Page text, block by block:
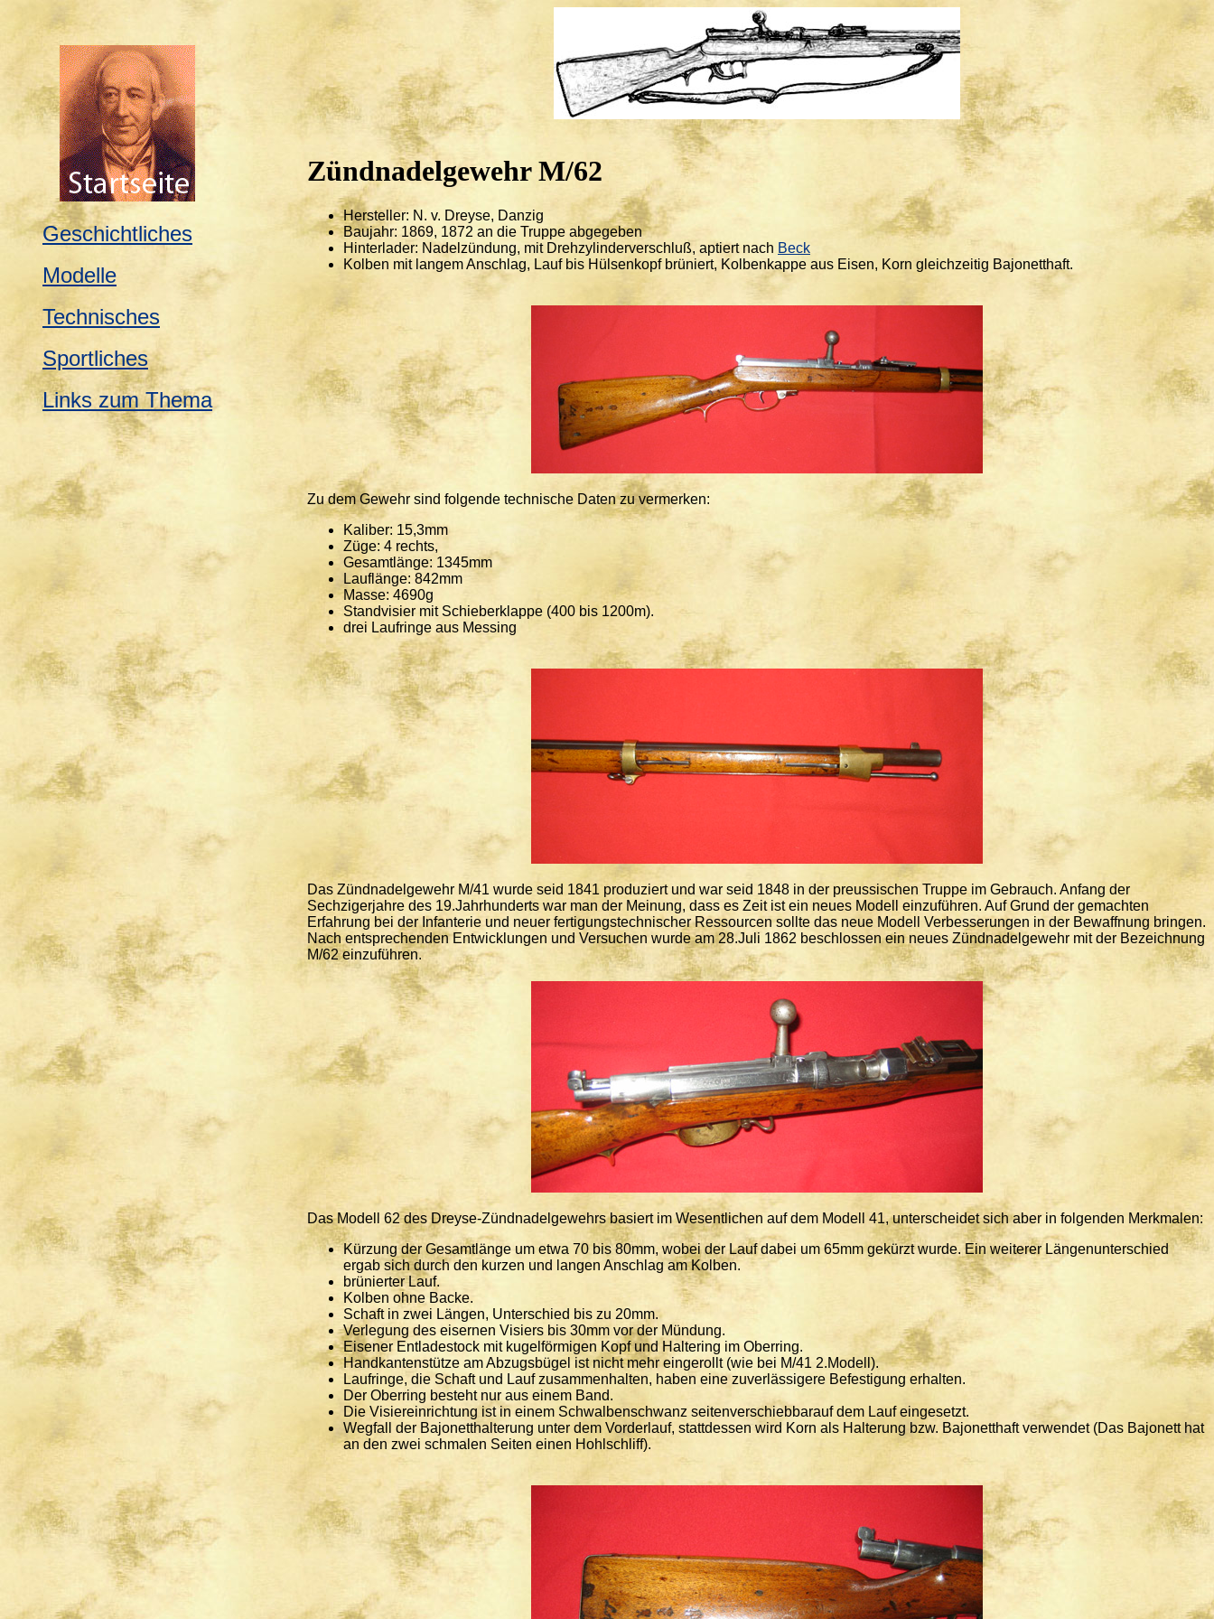
Geschichtliches
Modelle
Technisches
Sportliches
Links zum Thema
Zündnadelgewehr M/62
Hersteller: N. v. Dreyse, Danzig
Baujahr: 1869, 1872 an die Truppe abgegeben
Hinterlader: Nadelzündung, mit Drehzylinderverschluß, aptiert nach Beck
Kolben mit langem Anschlag, Lauf bis Hülsenkopf brüniert, Kolbenkappe aus Eisen, Korn gleichzeitig Bajonetthaft.
Zu dem Gewehr sind folgende technische Daten zu vermerken:
Kaliber: 15,3mm
Züge: 4 rechts,
Gesamtlänge: 1345mm
Lauflänge: 842mm
Masse: 4690g
Standvisier mit Schieberklappe (400 bis 1200m).
drei Laufringe aus Messing
Das Zündnadelgewehr M/41 wurde seid 1841 produziert und war seid 1848 in der preussischen Truppe im Gebrauch. Anfang der
Sechzigerjahre des 19.Jahrhunderts war man der Meinung, dass es Zeit ist ein neues Modell einzuführen. Auf Grund der gemachten
Erfahrung bei der Infanterie und neuer fertigungstechnischer Ressourcen sollte das neue Modell Verbesserungen in der Bewaffnung bringen.
Nach entsprechenden Entwicklungen und Versuchen wurde am 28.Juli 1862 beschlossen ein neues Zündnadelgewehr mit der Bezeichnung
M/62 einzuführen.
Das Modell 62 des Dreyse-Zündnadelgewehrs basiert im Wesentlichen auf dem Modell 41, unterscheidet sich aber in folgenden Merkmalen:
Kürzung der Gesamtlänge um etwa 70 bis 80mm, wobei der Lauf dabei um 65mm gekürzt wurde. Ein weiterer Längenunterschied
ergab sich durch den kurzen und langen Anschlag am Kolben.
brünierter Lauf.
Kolben ohne Backe.
Schaft in zwei Längen, Unterschied bis zu 20mm.
Verlegung des eisernen Visiers bis 30mm vor der Mündung.
Eisener Entladestock mit kugelförmigen Kopf und Haltering im Oberring.
Handkantenstütze am Abzugsbügel ist nicht mehr eingerollt (wie bei M/41 2.Modell).
Laufringe, die Schaft und Lauf zusammenhalten, haben eine zuverlässigere Befestigung erhalten.
Der Oberring besteht nur aus einem Band.
Die Visiereinrichtung ist in einem Schwalbenschwanz seitenverschiebbarauf dem Lauf eingesetzt.
Wegfall der Bajonetthalterung unter dem Vorderlauf, stattdessen wird Korn als Halterung bzw. Bajonetthaft verwendet (Das Bajonett hat
an den zwei schmalen Seiten einen Hohlschliff).